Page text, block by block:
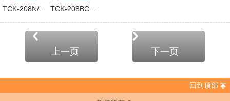
TCK-208N/... TCK-208BC...
上一页 下一页
回到顶部